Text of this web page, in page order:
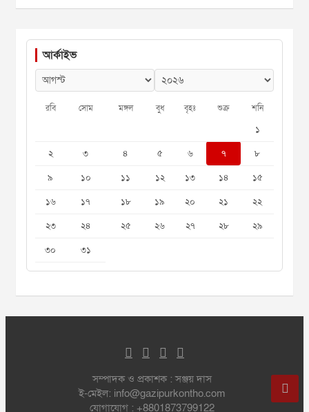
আর্কাইভ
রবি সোম মঙ্গল বুধ বৃহঃ শুক্র শনি
১
২
৩ ৪ ৫ ৬ ৭
৮
৯
১০ ১১ ১২ ১৩ ১৪
১৫
১৬
১৭ ১৮ ১৯ ২০ ২১
২২
২৩
২৪ ২৫ ২৬ ২৭ ২৮
২৯
৩০
৩১
সম্পাদক ও প্রকাশক : সঞ্জয় দাস
ই-মেইল: info@gazipurkontho.com
যোগাযোগ : +8801873799122